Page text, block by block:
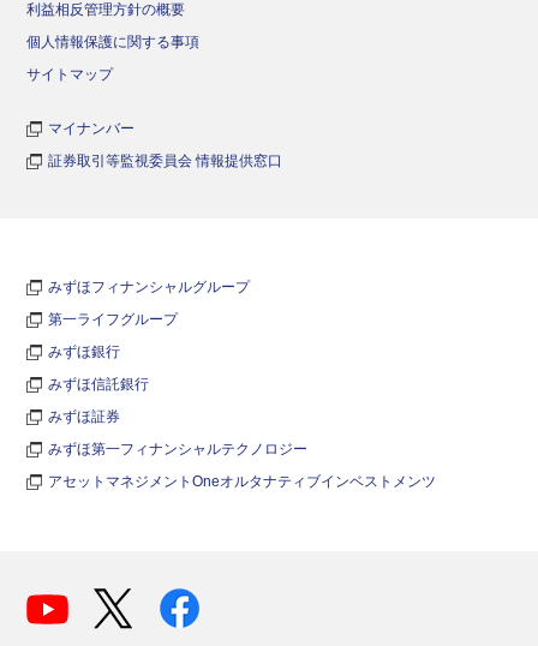
利益相反管理方針の概要
個人情報保護に関する事項
サイトマップ
マイナンバー
証券取引等監視委員会 情報提供窓口
みずほフィナンシャルグループ
第一ライフグループ
みずほ銀行
みずほ信託銀行
みずほ証券
みずほ第一フィナンシャルテクノロジー
アセットマネジメントOneオルタナティブインベストメンツ